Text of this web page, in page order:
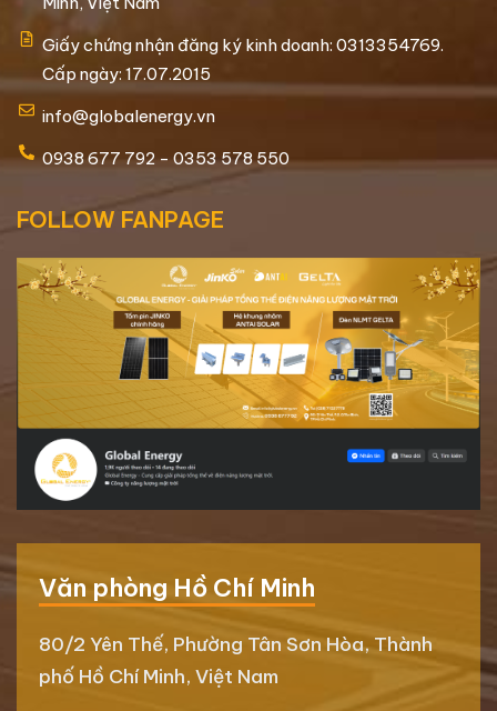
Giấy chứng nhận đăng ký kinh doanh: 0313354769.
Cấp ngày: 17.07.2015
info@globalenergy.vn
0938 677 792 - 0353 578 550
FOLLOW FANPAGE
Văn phòng Hồ Chí Minh
80/2 Yên Thế, Phường Tân Sơn Hòa, Thành
phố Hồ Chí Minh, Việt Nam